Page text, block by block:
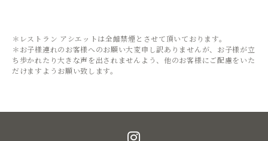
＊レストラン アシエットは全館禁煙とさせて頂いております。
＊お子様連れのお客様へのお願い大変申し訳ありませんが、お子様が立
ち歩かれたり大きな声を出されませんよう、他のお客様にご配慮をいた
だけますようお願い致します。